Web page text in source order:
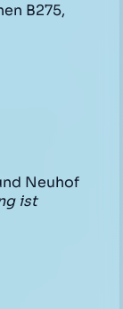
B275,
Neuhof
ist